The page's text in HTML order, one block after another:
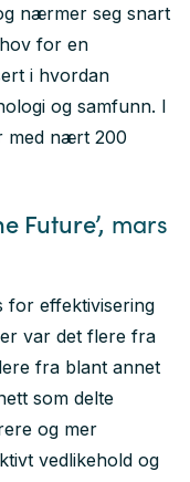
nærmer seg snart
for en
i hvordan
og samfunn. I
med nært 200
Future’, mars
for effektivisering
var det flere fra
fra blant annet
som delte
og mer
vedlikehold og